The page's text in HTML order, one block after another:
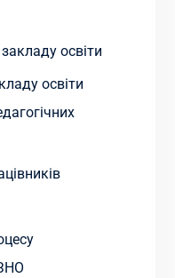
освіти
освіти